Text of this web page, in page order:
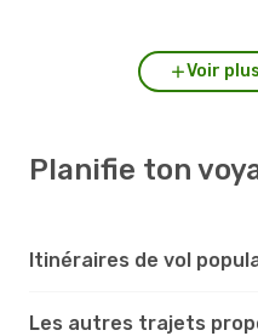
Voir
Planifie ton
Itinéraires de vol
Les autres trajets